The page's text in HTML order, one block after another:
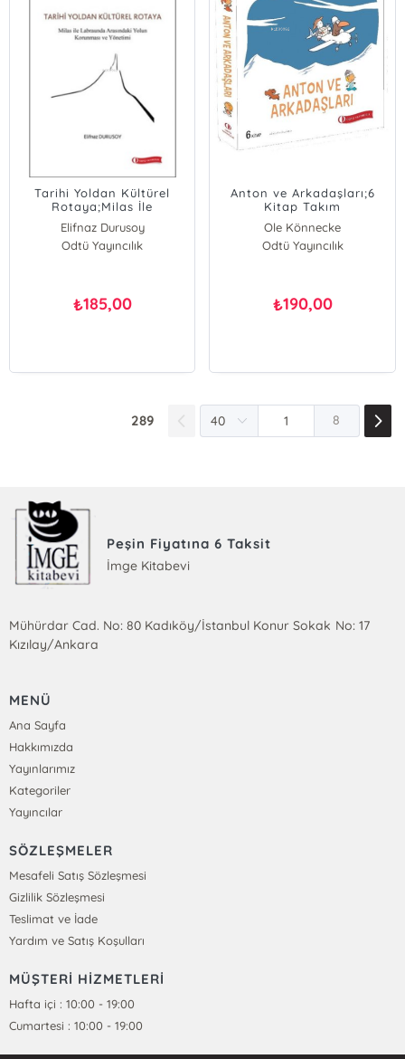
Tarihi Yoldan Kültürel
Rotaya;Milas İle
Labraunda Arasındaki
Yolun Korunması ve
Yönetimi
Elifnaz Durusoy
Odtü Yayıncılık
₺185,00
Anton ve Arkadaşları;6
Kitap Takım
Ole Könnecke
Odtü Yayıncılık
₺190,00
289 8
Peşin Fiyatına 6 Taksit
İmge Kitabevi
Mühürdar Cad. No: 80 Kadıköy/İstanbul Konur Sokak No: 17
Kızılay/Ankara
MENÜ
Ana Sayfa
Hakkımızda
Yayınlarımız
Kategoriler
Yayıncılar
SÖZLEŞMELER
Mesafeli Satış Sözleşmesi
Gizlilik Sözleşmesi
Teslimat ve İade
Yardım ve Satış Koşulları
MÜŞTERİ HİZMETLERİ
Hafta içi : 10:00 - 19:00
Cumartesi : 10:00 - 19:00